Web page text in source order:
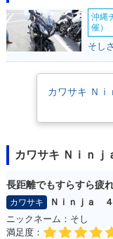
別・限定仕様
2020年 Ninja 40
0・カラーチェンジ
沖縄
催）
そし
カワサキ Ｎ
カワサキ Ｎｉｎ
長距離でもすらすら疲
カワサキ
Ｎｉｎｊａ
ニックネーム：そし
満足度：